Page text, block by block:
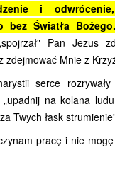
i
bez Światła Bożego.
Pan Jezus
zdejmować Mnie z
serce rozrywały
„upadnij na kolana
Twych łask
pracę i nie mogę